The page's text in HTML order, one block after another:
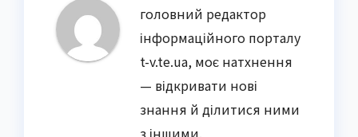
головний редактор
інформаційного порталу
t-v.te.ua, моє натхнення
— відкривати нові
знання й ділитися ними
з іншими.